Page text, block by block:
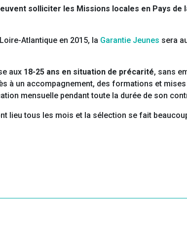
solliciter les Missions locales en Pays
Atlantique en 2015, la Garantie Jeunes sera
aux 18-25 ans en situation de précarité, sans
à un accompagnement, des formations et
mensuelle pendant toute la durée de son
lieu tous les mois et la sélection se fait